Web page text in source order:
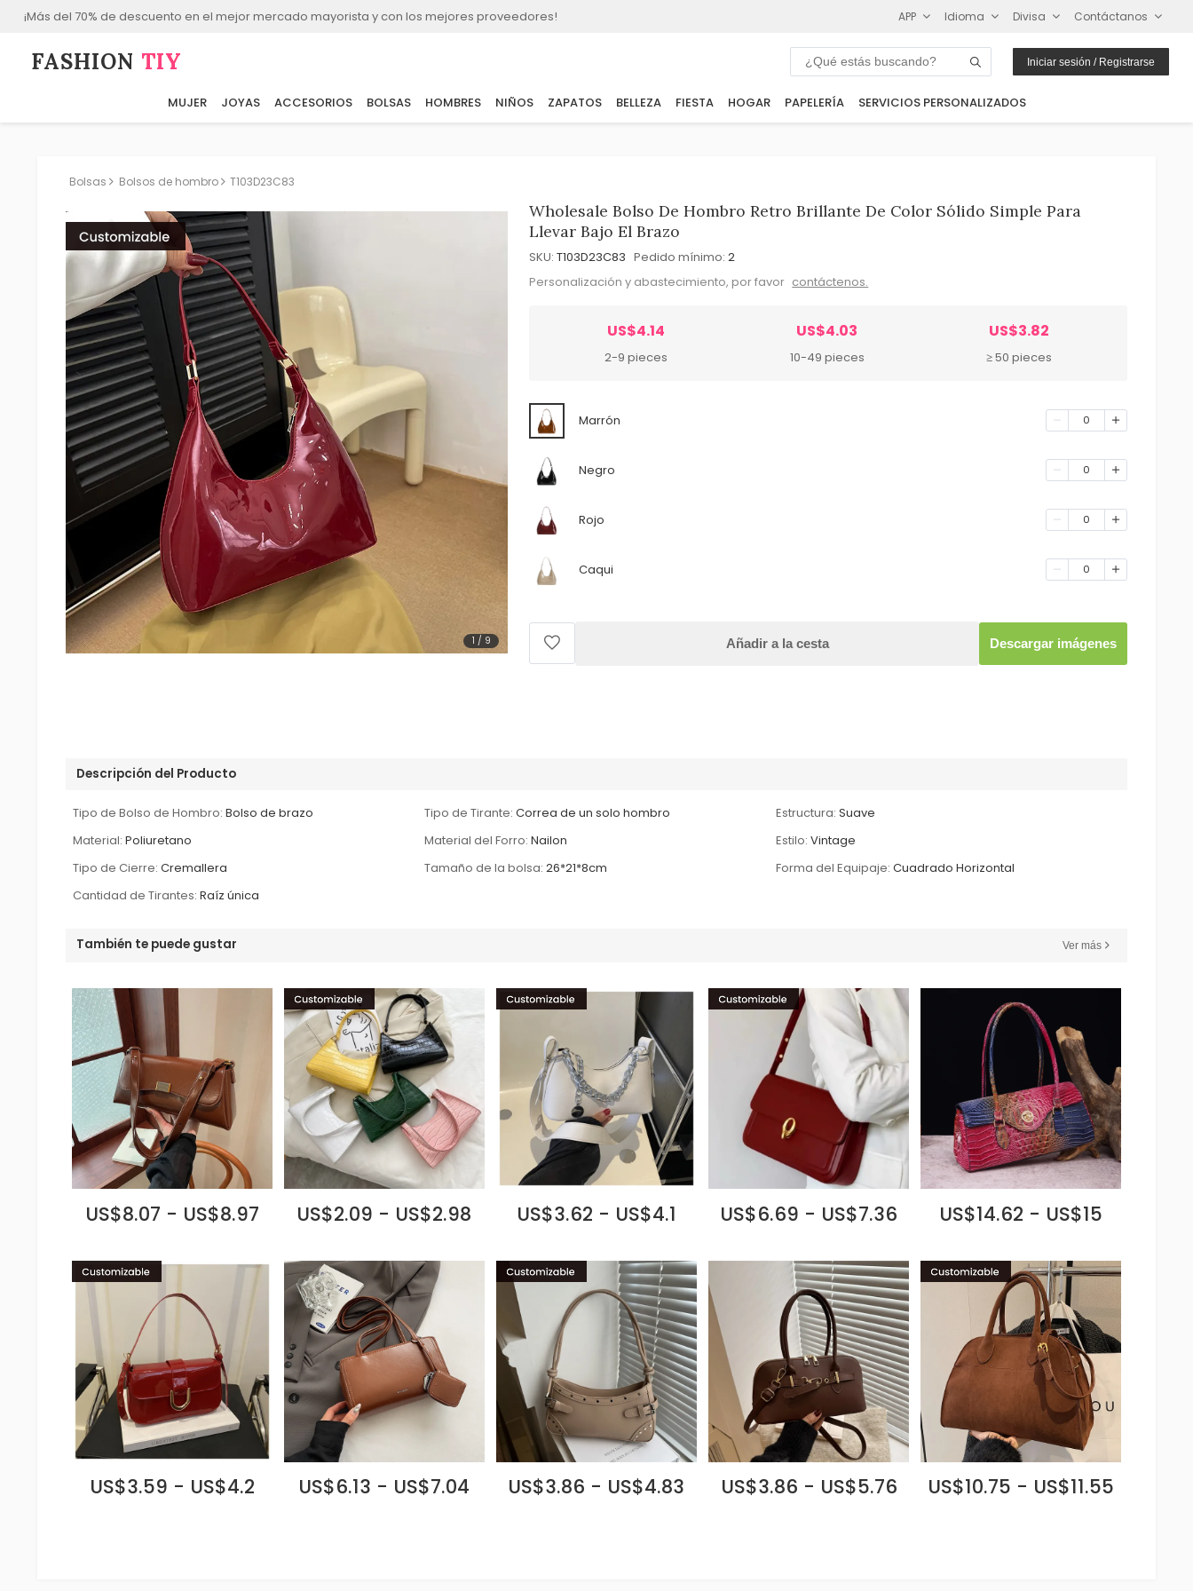
¡Más del 70% de descuento en el mejor mercado mayorista y con los mejores proveedores! APP Idioma Divisa Contáctanos
FASHION⁠ TIY Iniciar sesión / Registrarse
MUJER JOYAS ACCESORIOS BOLSAS HOMBRES NIÑOS ZAPATOS BELLEZA FIESTA HOGAR PAPELERÍA SERVICIOS PERSONALIZADOS
Bolsas Bolsos de hombro T103D23C83
1 / 9
Wholesale Bolso De Hombro Retro Brillante De Color Sólido Simple Para
Llevar Bajo El Brazo
SKU: T103D23C83 Pedido mínimo: 2
Personalización y abastecimiento, por favor contáctenos.
US$4.14
2-9 pieces
US$4.03
10-49 pieces
US$3.82
≥ 50 pieces
Marrón 0
Negro 0
Rojo 0
Caqui 0
Añadir a la cesta Descargar imágenes
Descripción del Producto
Tipo de Bolso de Hombro: Bolso de brazo Tipo de Tirante: Correa de un solo hombro Estructura: Suave
Material: Poliuretano Material del Forro: Nailon Estilo: Vintage
Tipo de Cierre: Cremallera Tamaño de la bolsa: 26*21*8cm Forma del Equipaje: Cuadrado Horizontal
Cantidad de Tirantes: Raíz única
También te puede gustar Ver más
US$8.07 - US$8.97 US$2.09 - US$2.98 US$3.62 - US$4.1 US$6.69 - US$7.36 US$14.62 - US$15
US$3.59 - US$4.2 US$6.13 - US$7.04 US$3.86 - US$4.83 US$3.86 - US$5.76 US$10.75 - US$11.55